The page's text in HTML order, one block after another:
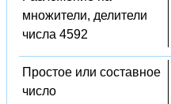
множители, делители
числа 4592
Простое или составное
число